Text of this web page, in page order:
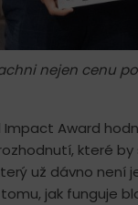
nejen cenu
Impact Award
které
už dávno není
jak funguje